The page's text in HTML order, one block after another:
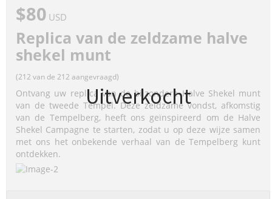
Uitverkocht
$80 USD
Replica van de zeldzame halve
shekel munt
(212 van de 212 aangevraagd)
Ontvang uw replica van de bijzondere Halve Shekel munt
van de tweede Tempel. Deze zeldzame vondst, afkomstig
van de Tempelberg, heeft ons geïnspireerd om de Halve
Shekel Campagne te starten, zodat u op deze wijze samen
met ons het onbekende verhaal van de Tempelberg kunt
ontdekken.